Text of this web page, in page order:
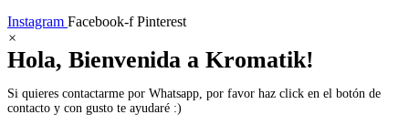
Instagram Facebook-f Pinterest
×
Hola, Bienvenida a Kromatik!
Si quieres contactarme por Whatsapp, por favor haz click en el botón de
contacto y con gusto te ayudaré :)